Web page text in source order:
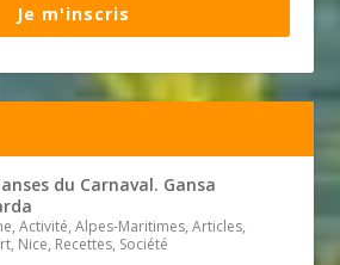
Je m'inscris
du Carnaval. Gansa
Activité, Alpes-Maritimes, Articles,
Nice, Recettes, Société